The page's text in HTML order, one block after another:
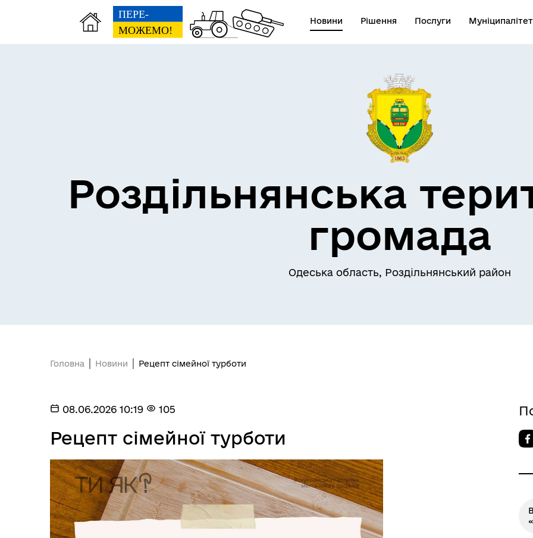
Новини Рішення Послуги Муніципалітет
Засідання постійних комісій
Роздільнянська
громада
Одеська область, Роздільнянський район
Головна Новини Рецепт сімейної турботи
08.06.2026 10:19 105
Рецепт сімейної турботи